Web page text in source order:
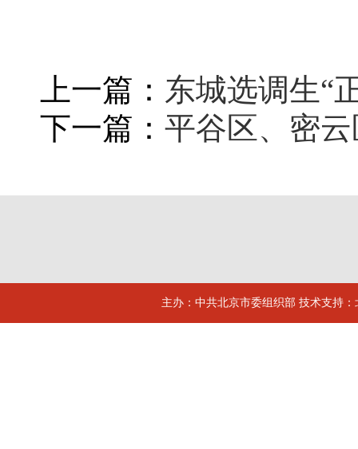
上一篇： 东城选调生“
下一篇： 平谷区、密
主办：中共北京市委组织部 技术支持